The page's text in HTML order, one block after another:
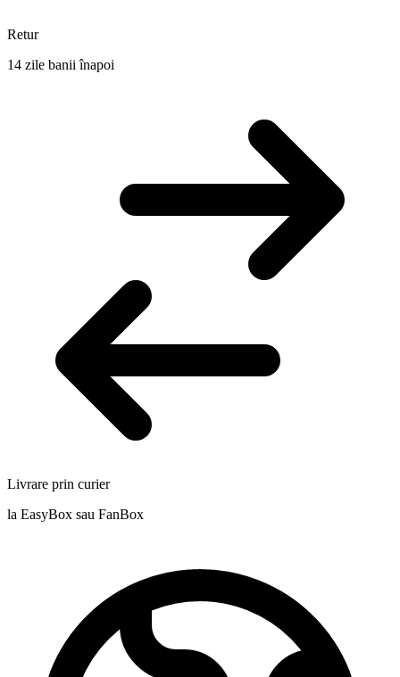
Retur
14 zile banii înapoi
Livrare prin curier
la EasyBox sau FanBox